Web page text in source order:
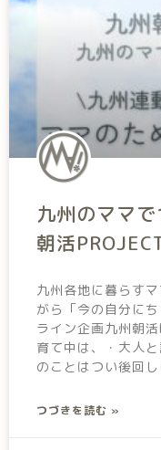
九州のママ
朝活
九州各地に暮らす
がら「今の自分に
ライン企画九州朝
育て中は、・大人
のことはつい後回し
つづきを読む »